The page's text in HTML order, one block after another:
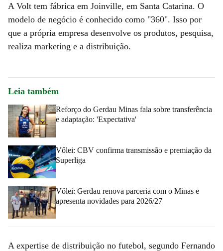
A Volt tem fábrica em Joinville, em Santa Catarina. O
modelo de negócio é conhecido como "360". Isso por
que a própria empresa desenvolve os produtos, pesquisa,
realiza marketing e a distribuição.
Leia também
Reforço do Gerdau Minas fala sobre transferência
e adaptação: 'Expectativa'
Vôlei: CBV confirma transmissão e premiação da
Superliga
Vôlei: Gerdau renova parceria com o Minas e
apresenta novidades para 2026/27
A expertise de distribuição no futebol, segundo Fernando